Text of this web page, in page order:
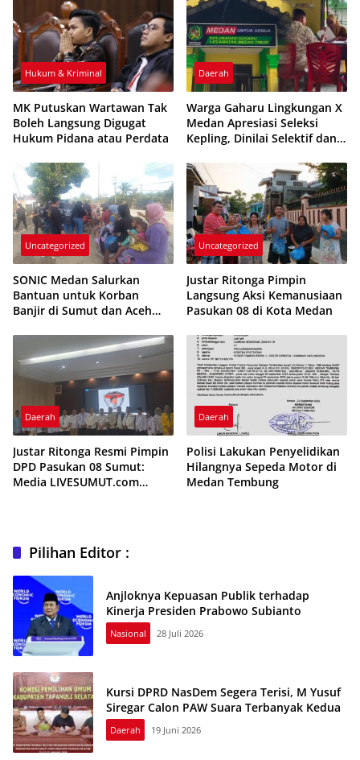
Hukum & Kriminal
MK Putuskan Wartawan Tak
Boleh Langsung Digugat
Hukum Pidana atau Perdata
Daerah
Warga Gaharu Lingkungan X
Medan Apresiasi Seleksi
Kepling, Dinilai Selektif dan
Uncategorized
SONIC Medan Salurkan
Bantuan untuk Korban
Banjir di Sumut dan Aceh
ke-5
Uncategorized
Justar Ritonga Pimpin
Langsung Aksi Kemanusiaan
Pasukan 08 di Kota Medan
Daerah
Justar Ritonga Resmi Pimpin
DPD Pasukan 08 Sumut:
Media LIVESUMUT.com
Daerah
Polisi Lakukan Penyelidikan
Hilangnya Sepeda Motor di
Medan Tembung
Pilihan Editor :
Anjloknya Kepuasan Publik terhadap
Kinerja Presiden Prabowo Subianto
Nasional 28 Juli 2026
Kursi DPRD NasDem Segera Terisi, M Yusuf
Siregar Calon PAW Suara Terbanyak Kedua
Daerah 19 Juni 2026